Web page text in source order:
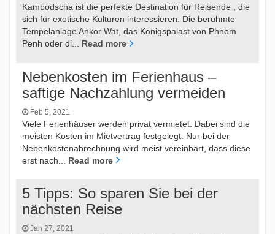
Kambodscha ist die perfekte Destination für Reisende , die
sich für exotische Kulturen interessieren. Die berühmte
Tempelanlage Ankor Wat, das Königspalast von Phnom
Penh oder di... Read more
Nebenkosten im Ferienhaus –
saftige Nachzahlung vermeiden
Feb 5, 2021
Viele Ferienhäuser werden privat vermietet. Dabei sind die
meisten Kosten im Mietvertrag festgelegt. Nur bei der
Nebenkostenabrechnung wird meist vereinbart, dass diese
erst nach... Read more
5 Tipps: So sparen Sie bei der
nächsten Reise
Jan 27, 2021